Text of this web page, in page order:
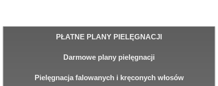
PŁATNE PLANY PIELĘGNACJI
Darmowe plany pielęgnacji
Pielęgnacja falowanych i kręconych włosów